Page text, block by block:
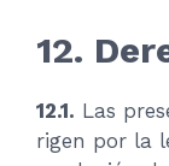
12.
12.1. Las
rigen por la